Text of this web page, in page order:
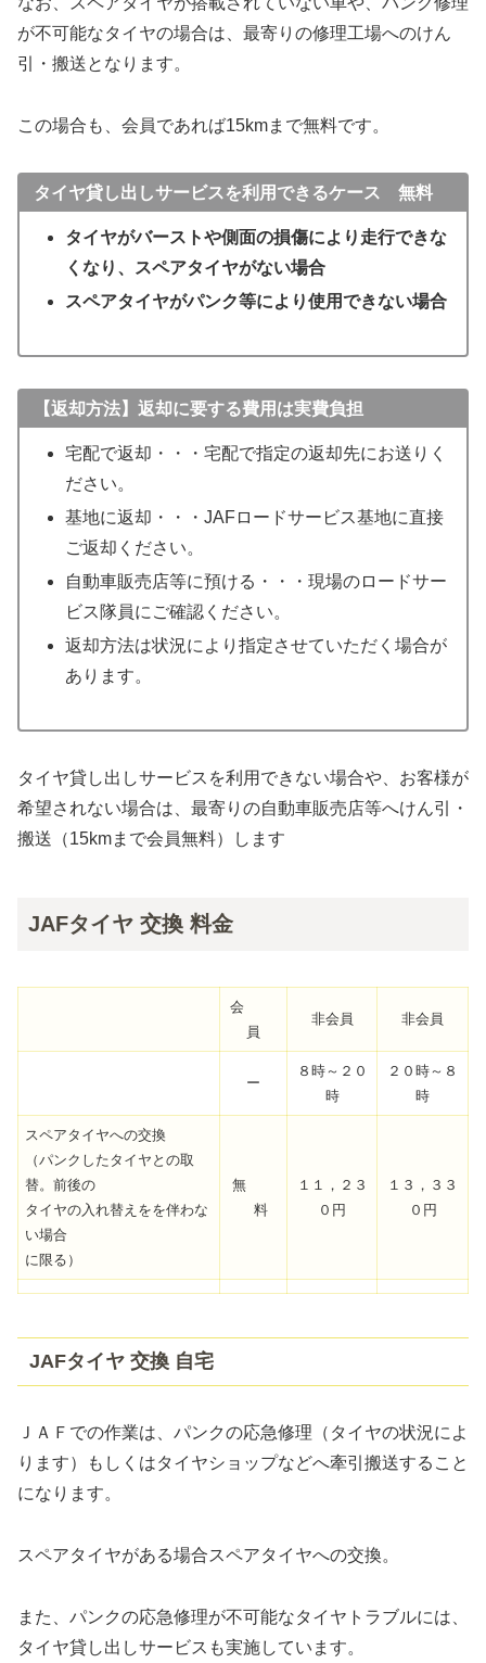
が不可能なタイヤの場合は、最寄りの修理工場へのけん
引・搬送となります。
この場合も、会員であれば15kmまで無料です。
タイヤ貸し出しサービスを利用できるケース 無料
タイヤがバーストや側面の損傷により走行できな
くなり、スペアタイヤがない場合
スペアタイヤがパンク等により使用できない場合
【返却方法】返却に要する費用は実費負担
宅配で返却・・・宅配で指定の返却先にお送りく
ださい。
基地に返却・・・JAFロードサービス基地に直接
ご返却ください。
自動車販売店等に預ける・・・現場のロードサー
ビス隊員にご確認ください。
返却方法は状況により指定させていただく場合が
あります。
タイヤ貸し出しサービスを利用できない場合や、お客様が
希望されない場合は、最寄りの自動車販売店等へけん引・
搬送（15kmまで会員無料）します
JAFタイヤ 交換 料金
会
員
非会員 非会員
ー
８時～２０
時
２０時～８
時
スペアタイヤへの交換
（パンクしたタイヤとの取
替。前後の
タイヤの入れ替えをを伴わな
い場合
に限る）
無
料
１１，２３
０円
１３，３３
０円
JAFタイヤ 交換 自宅
ＪＡＦでの作業は、パンクの応急修理（タイヤの状況によ
ります）もしくはタイヤショップなどへ牽引搬送すること
になります。
スペアタイヤがある場合スペアタイヤへの交換。
また、パンクの応急修理が不可能なタイヤトラブルには、
タイヤ貸し出しサービスも実施しています。